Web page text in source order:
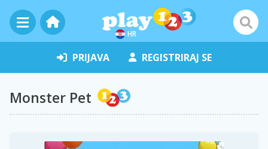
HR
PRIJAVA REGISTRIRAJ SE
Monster Pet